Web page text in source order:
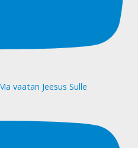
vaatan Jeesus Sulle